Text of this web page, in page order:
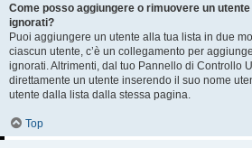
Come posso aggiungere o rimuovere un
ignorati?
Puoi aggiungere un utente alla tua lista in due
ciascun utente, c’è un collegamento per
ignorati. Altrimenti, dal tuo Pannello di Controllo
direttamente un utente inserendo il suo nome
utente dalla lista dalla stessa pagina.
Top